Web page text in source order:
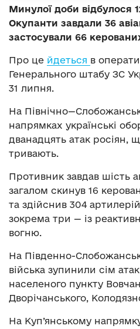
Минулої доби відбулося
Окупанти завдали 36
застосували 66
Про це йдеться в
Генерального штабу ЗС
31 липня.
На
напрямках українські
дванадцять атак росіян,
тривають.
Противник завдав шість
загалом скинув 16
та здійснив 304
зокрема три — із
вогню.
На Південно-
війська зупинили сім
населеного пункту
Дворічанського,
На Куп’янському